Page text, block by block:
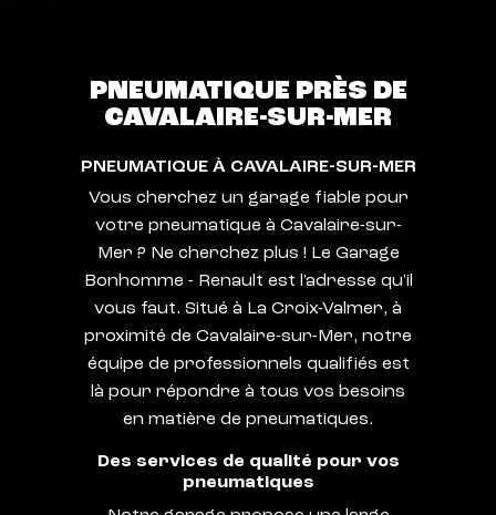
PNEUMATIQUE PRÈS DE
CAVALAIRE-SUR-MER
PNEUMATIQUE À CAVALAIRE-SUR-MER
Vous cherchez un garage fiable pour
votre pneumatique à Cavalaire-sur-
Mer ? Ne cherchez plus ! Le Garage
Bonhomme - Renault est l'adresse qu'il
vous faut. Situé à La Croix-Valmer, à
proximité de Cavalaire-sur-Mer, notre
équipe de professionnels qualifiés est
là pour répondre à tous vos besoins
en matière de pneumatiques.
Des services de qualité pour vos
pneumatiques